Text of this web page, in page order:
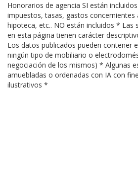
Honorarios de agencia SI están
impuestos, tasas, gastos concernientes
hipoteca, etc.. NO están incluidos * Las
en esta página tienen carácter
Los datos publicados pueden contener
ningún tipo de mobiliario o
negociación de los mismos) * Algunas
amuebladas o ordenadas con IA con
ilustrativos *